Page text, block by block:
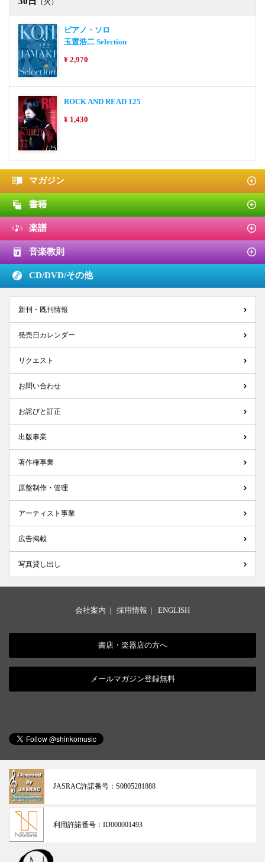
（火）
ピアノ・ソロ
玉置浩二 Selection
¥ 2,970
ROCK AND READ 125
¥ 1,430
マガジン
書籍
楽譜
音楽教則
CD/DVD/その他
新刊・既刊情報
発売日カレンダー
リクエスト
お問い合わせ
お詫びと訂正
出版事業
著作権事業
原盤制作・管理
アーティスト事業
広告掲載
写真貸し出し
会社案内 | 採用情報 | ENGLISH
書店・楽器店の方へ
メールマガジン登録無料
JASRAC許諾番号： S0805281888
利用許諾番号： ID000001493